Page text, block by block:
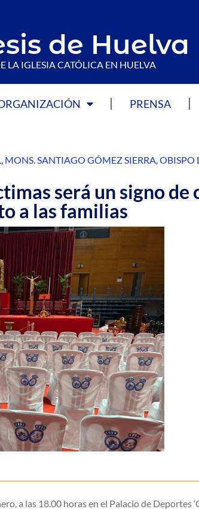
de Huelva
LA IGLESIA CATÓLICA EN HUELVA
PRENSA
, MONS. SANTIAGO GÓMEZ SIERRA,OBISPO
será un signo de
a las familias
a las 18.00 horas en el Palacio de Deportes